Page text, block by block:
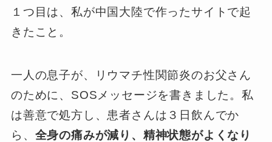
１つ目は、私が中国大陸で作ったサイトで起
きたこと。
一人の息子が、リウマチ性関節炎のお父さん
のために、SOSメッセージを書きました。私
は善意で処方し、患者さんは３日飲んでか
ら、 全身の痛みが減り、精神状態がよくなり